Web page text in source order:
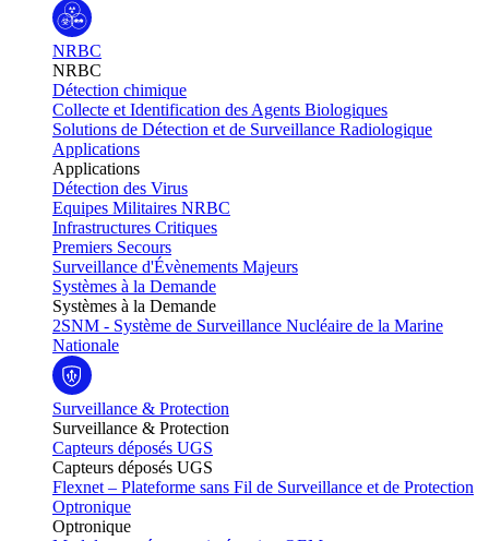
NRBC
NRBC
Détection chimique
Collecte et Identification des Agents Biologiques
Solutions de Détection et de Surveillance Radiologique
Applications
Applications
Détection des Virus
Equipes Militaires NRBC
Infrastructures Critiques
Premiers Secours
Surveillance d'Évènements Majeurs
Systèmes à la Demande
Systèmes à la Demande
2SNM - Système de Surveillance Nucléaire de la Marine
Nationale
Surveillance & Protection
Surveillance & Protection
Capteurs déposés UGS
Capteurs déposés UGS
Flexnet – Plateforme sans Fil de Surveillance et de Protection
Optronique
Optronique